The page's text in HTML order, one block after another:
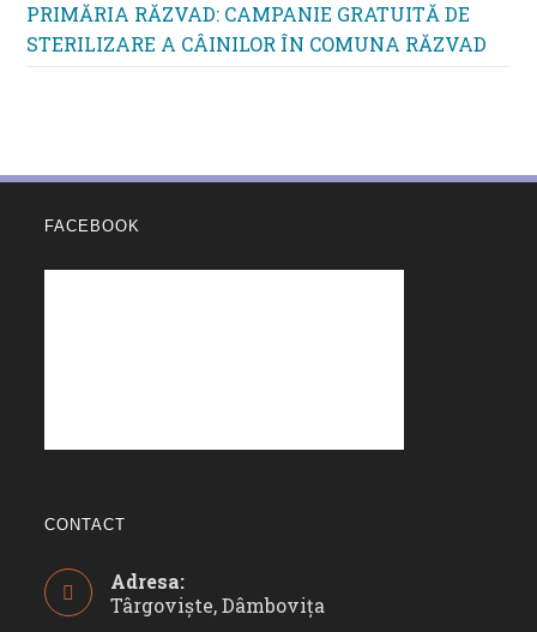
PRIMĂRIA RĂZVAD: CAMPANIE GRATUITĂ DE
STERILIZARE A CÂINILOR ÎN COMUNA RĂZVAD
FACEBOOK
CONTACT
Adresa:
Târgoviște, Dâmbovița